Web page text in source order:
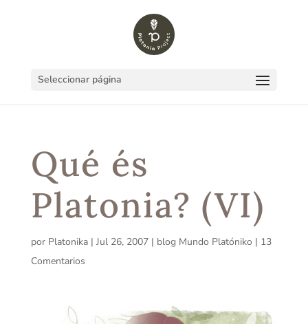
Seleccionar página
Qué és
Platonia? (VI)
por Platonika| Jul 26, 2007| blog Mundo Platóniko | 13
Comentarios